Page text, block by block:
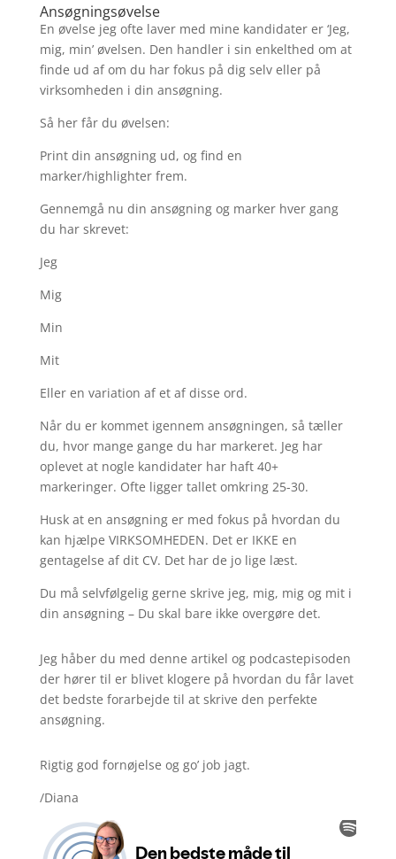
Ansøgningsøvelse
En øvelse jeg ofte laver med mine kandidater er ‘Jeg,
mig, min’ øvelsen. Den handler i sin enkelthed om at
finde ud af om du har fokus på dig selv eller på
virksomheden i din ansøgning.
Så her får du øvelsen:
Print din ansøgning ud, og find en
marker/highlighter frem.
Gennemgå nu din ansøgning og marker hver gang
du har skrevet:
Jeg
Mig
Min
Mit
Eller en variation af et af disse ord.
Når du er kommet igennem ansøgningen, så tæller
du, hvor mange gange du har markeret. Jeg har
oplevet at nogle kandidater har haft 40+
markeringer. Ofte ligger tallet omkring 25-30.
Husk at en ansøgning er med fokus på hvordan du
kan hjælpe VIRKSOMHEDEN. Det er IKKE en
gentagelse af dit CV. Det har de jo lige læst.
Du må selvfølgelig gerne skrive jeg, mig, mig og mit i
din ansøgning – Du skal bare ikke overgøre det.
Jeg håber du med denne artikel og podcastepisoden
der hører til er blivet klogere på hvordan du får lavet
det bedste forarbejde til at skrive den perfekte
ansøgning.
Rigtig god fornøjelse og go’ job jagt.
/Diana